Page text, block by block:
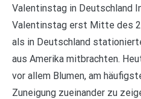
Valentinstag in Deutschland
Valentinstag erst Mitte des
als in Deutschland
aus Amerika mitbrachten.
vor allem Blumen, am
Zuneigung zueinander zu